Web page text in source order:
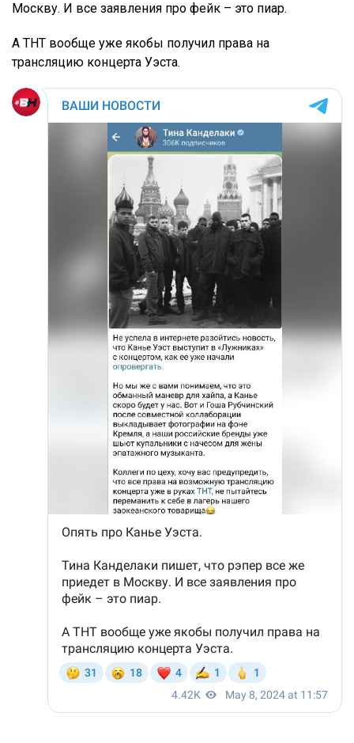
Москву. И все заявления про фейк – это пиар.
А ТНТ вообще уже якобы получил права на
трансляцию концерта Уэста.